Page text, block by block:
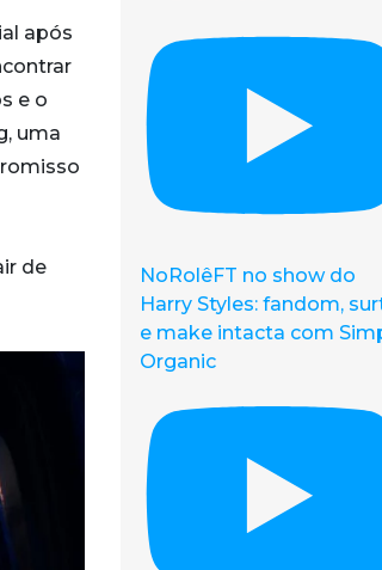
após
e o
uma
de
NoRolêFT no show do
Harry Styles: fandom,
e make intacta com
Organic